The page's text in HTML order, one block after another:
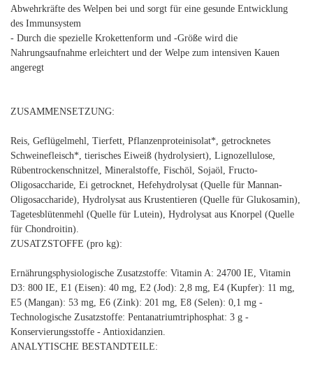
Abwehrkräfte des Welpen bei und sorgt für eine gesunde Entwicklung
des Immunsystem
- Durch die spezielle Krokettenform und -Größe wird die
Nahrungsaufnahme erleichtert und der Welpe zum intensiven Kauen
angeregt
ZUSAMMENSETZUNG:
Reis, Geflügelmehl, Tierfett, Pflanzenproteinisolat*, getrocknetes
Schweinefleisch*, tierisches Eiweiß (hydrolysiert), Lignozellulose,
Rübentrockenschnitzel, Mineralstoffe, Fischöl, Sojaöl, Fructo-
Oligosaccharide, Ei getrocknet, Hefehydrolysat (Quelle für Mannan-
Oligosaccharide), Hydrolysat aus Krustentieren (Quelle für Glukosamin),
Tagetesblütenmehl (Quelle für Lutein), Hydrolysat aus Knorpel (Quelle
für Chondroitin).
ZUSATZSTOFFE (pro kg):
Ernährungsphysiologische Zusatzstoffe: Vitamin A: 24700 IE, Vitamin
D3: 800 IE, E1 (Eisen): 40 mg, E2 (Jod): 2,8 mg, E4 (Kupfer): 11 mg,
E5 (Mangan): 53 mg, E6 (Zink): 201 mg, E8 (Selen): 0,1 mg -
Technologische Zusatzstoffe: Pentanatriumtriphosphat: 3 g -
Konservierungsstoffe - Antioxidanzien.
ANALYTISCHE BESTANDTEILE: